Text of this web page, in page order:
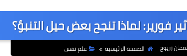
فورير: لماذا تنجح بعض حيل التنبؤ؟
زريوح الصفحة الرئيسية علم نفس